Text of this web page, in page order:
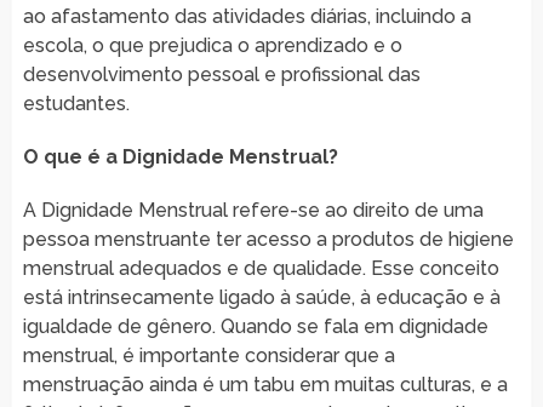
ao afastamento das atividades diárias, incluindo a
escola, o que prejudica o aprendizado e o
desenvolvimento pessoal e profissional das
estudantes.
O que é a Dignidade Menstrual?
A Dignidade Menstrual refere-se ao direito de uma
pessoa menstruante ter acesso a produtos de higiene
menstrual adequados e de qualidade. Esse conceito
está intrinsecamente ligado à saúde, à educação e à
igualdade de gênero. Quando se fala em dignidade
menstrual, é importante considerar que a
menstruação ainda é um tabu em muitas culturas, e a